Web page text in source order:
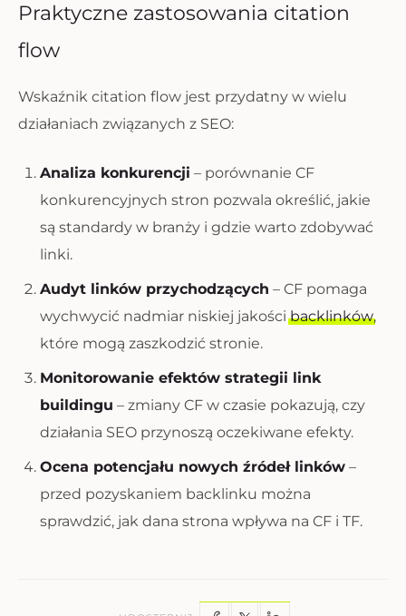
Praktyczne zastosowania citation
flow
Wskaźnik citation flow jest przydatny w wielu
działaniach związanych z SEO:
Analiza konkurencji – porównanie CF
konkurencyjnych stron pozwala określić, jakie
są standardy w branży i gdzie warto zdobywać
linki.
Audyt linków przychodzących – CF pomaga
wychwycić nadmiar niskiej jakościbacklinków,
które mogą zaszkodzić stronie.
Monitorowanie efektów strategii link
buildingu – zmiany CF w czasie pokazują, czy
działania SEO przynoszą oczekiwane efekty.
Ocena potencjału nowych źródeł linków –
przed pozyskaniem backlinku można
sprawdzić, jak dana strona wpływa na CF i TF.